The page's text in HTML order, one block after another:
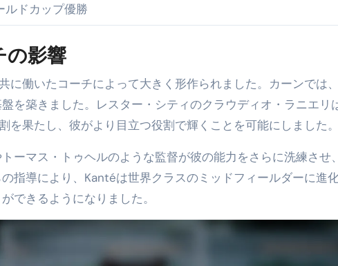
ルドカップ優勝
の影響
に働いたコーチによって大きく形作られました。カーンでは
を築きました。レスター・シティのクラウディオ・ラニエリ
を果たし、彼がより目立つ役割で輝くことを可能にしました
ーマス・トゥヘルのような監督が彼の能力をさらに洗練させ
指導により、Kantéは世界クラスのミッドフィールダーに進
できるようになりました。